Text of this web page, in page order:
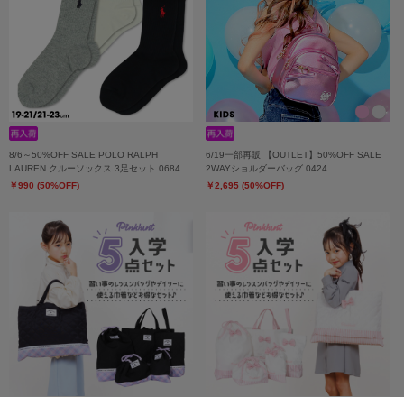
8/6～50%OFF SALE POLO RALPH
LAUREN クルーソックス 3足セット 0684
￥990 (50%OFF)
6/19一部再販 【OUTLET】50%OFF SALE
2WAYショルダーバッグ 0424
￥2,695 (50%OFF)